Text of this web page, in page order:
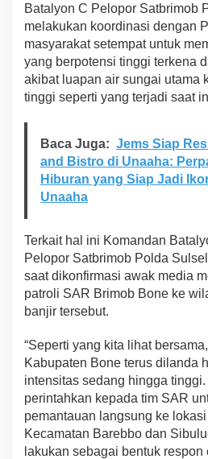
i
i
W
i
l
a
y
R
a
w
j
i
Batalyon C Pelopor Satbrimob
melakukan koordinasi dengan
masyarakat setempat untuk
yang berpotensi tinggi terkena
akibat luapan air sungai utama
tinggi seperti yang terjadi saat
Baca Juga: Jems Siap
and Bistro di Unaaha:
Hiburan yang Siap Jadi
Unaaha
Terkait hal ini Komandan
Pelopor Satbrimob Polda
saat dikonfirmasi awak media
patroli SAR Brimob Bone ke
banjir tersebut.
“Seperti yang kita lihat
Kabupaten Bone terus dilanda
intensitas sedang hingga
perintahkan kepada tim SAR
pemantauan langsung ke
Kecamatan Barebbo dan
lakukan sebagai bentuk respon